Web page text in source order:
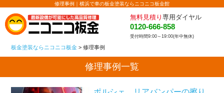
修理事例｜横浜で車の板金塗装ならニコニコ板金館
無料見積り 専用ダイヤル
0120-666-858
受付時間9:00～19:00(年中無休)
板金塗装ならニコニコ板金 >修理事例
修理事例一覧